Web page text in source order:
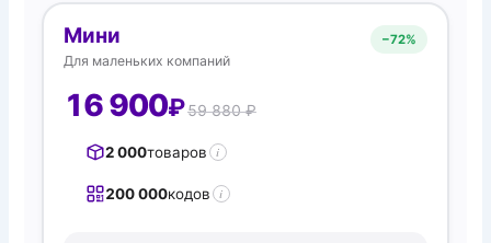
Мини
Для маленьких компаний
−72%
16 900₽59 880 ₽
2 000товаров i
200 000кодов i